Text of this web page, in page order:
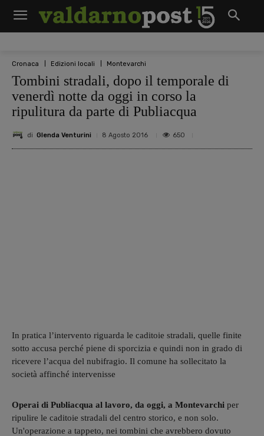
Cronaca Edizioni locali Montevarchi
Tombini stradali, dopo il temporale di
venerdì notte da oggi in corso la
ripulitura da parte di Publiacqua
di Glenda Venturini 8 Agosto 2016 650
In pratica l’intervento riguarda le caditoie stradali, quelle finite
sotto accusa perché piene di sporcizia e quindi non in grado di
ricevere l’acqua del nubifragio. Il comune ha sollecitato la
società affinché intervenisse
Operai di Publiacqua al lavoro, da oggi, a Montevarchi per
ripulire le caditoie stradali del centro storico, e non solo.
Un'operazione a tappeto, nei tombini che avrebbero dovuto